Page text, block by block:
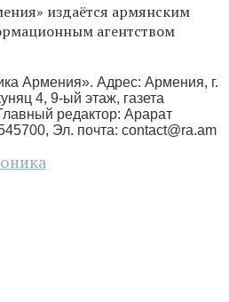
издаётся армянским
агентством
Армения». Адрес: Армения, г.
4, 9-ый этаж, газета
редактор: Арарат
Эл. почта: contact@ra.am